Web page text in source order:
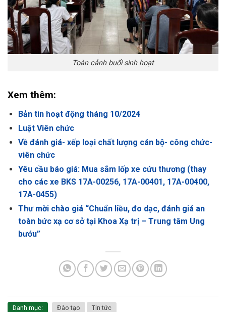
Toàn cảnh buổi sinh hoạt
Xem thêm:
Bản tin hoạt động tháng 10/2024
Luật Viên chức
Về đánh giá- xếp loại chất lượng cán bộ- công chức-
viên chức
Yêu cầu báo giá: Mua sắm lốp xe cứu thương (thay
cho các xe BKS 17A-00256, 17A-00401, 17A-00400,
17A-0455)
Thư mời chào giá “Chuẩn liều, đo dạc, đánh giá an
toàn bức xạ cơ sở tại Khoa Xạ trị – Trung tâm Ung
bướu”
Danh mục: Đào tạo Tin tức